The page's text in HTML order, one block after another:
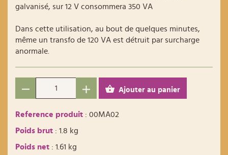
galvanisé, sur 12 V consommera 350 VA
Dans cette utilisation, au bout de quelques minutes,
même un transfo de 120 VA est détruit par surcharge
anormale.
Ajouter au panier
Reference produit : 00MA02
Poids brut : 1.8 kg
Poids net : 1.61 kg